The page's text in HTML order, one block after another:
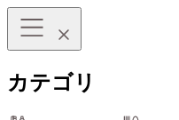
カテゴリ